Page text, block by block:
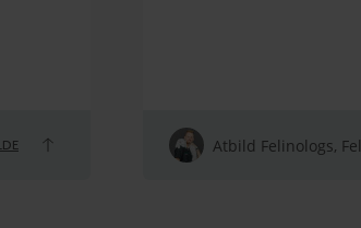
Atbild Felinologs,